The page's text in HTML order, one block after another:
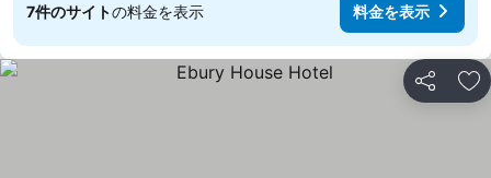
7件のサイトの料金を表示 料金を表示
シェア お